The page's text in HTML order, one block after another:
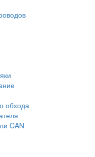
обхода
CAN